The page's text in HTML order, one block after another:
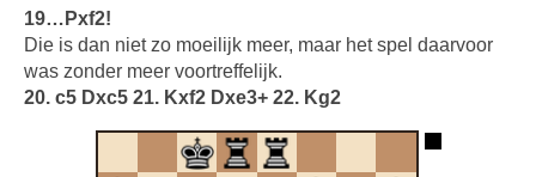
19…Pxf2!
Die is dan niet zo moeilijk meer, maar het spel daarvoor
was zonder meer voortreffelijk.
20. c5 Dxc5 21. Kxf2 Dxe3+ 22. Kg2